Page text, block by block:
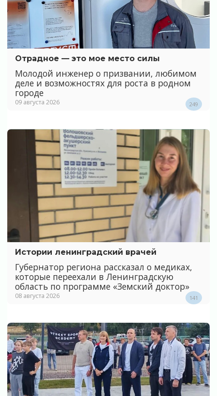
Отрадное — это мое место силы
Молодой инженер о призвании, любимом
деле и возможностях для роста в родном
городе
09 августа 2026 249
Истории ленинградский врачей
Губернатор региона рассказал о медиках,
которые переехали в Ленинградскую
область по программе «Земский доктор»
08 августа 2026 141